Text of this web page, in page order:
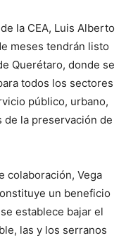
la CEA, Luis Alberto
meses tendrán listo
Querétaro, donde se
todos los sectores
público, urbano,
de la preservación de
colaboración, Vega
un beneficio
establece bajar el
las y los serranos